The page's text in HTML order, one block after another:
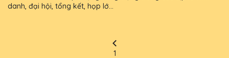
danh, đại hội, tổng kết, họp lớ...
1